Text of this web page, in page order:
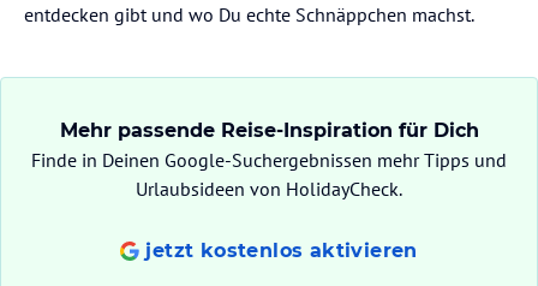
entdecken gibt und wo Du echte Schnäppchen machst.
Mehr passende Reise-Inspiration für Dich
Finde in Deinen Google-Suchergebnissen mehr Tipps und
Urlaubsideen von HolidayCheck.
jetzt kostenlos aktivieren